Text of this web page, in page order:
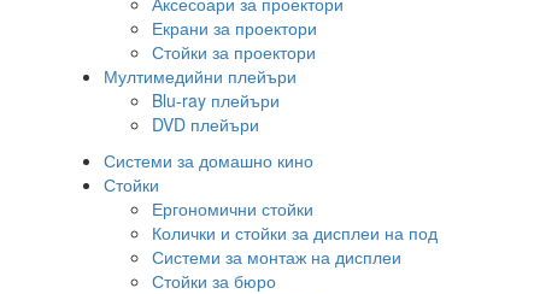
Екрани за проектори
Стойки за проектори
Мултимедийни плейъри
Blu-ray плейъри
DVD плейъри
Системи за домашно кино
Стойки
Ергономични стойки
Колички и стойки за дисплеи на под
Системи за монтаж на дисплеи
Стойки за бюро